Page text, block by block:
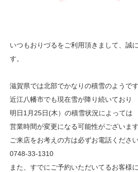
いつもおりづるをご利用頂きまして、誠
す。
滋賀県では北部でかなりの積雪のようです
近江八幡市でも現在雪が降り続いており
明日1月25日(木）の積雪状況によっては
営業時間が変更になる可能性がございます
ご来店をお考えの方は必ずお電話ください
0748-33-1310
また、すでにご予約いただいてるお客様